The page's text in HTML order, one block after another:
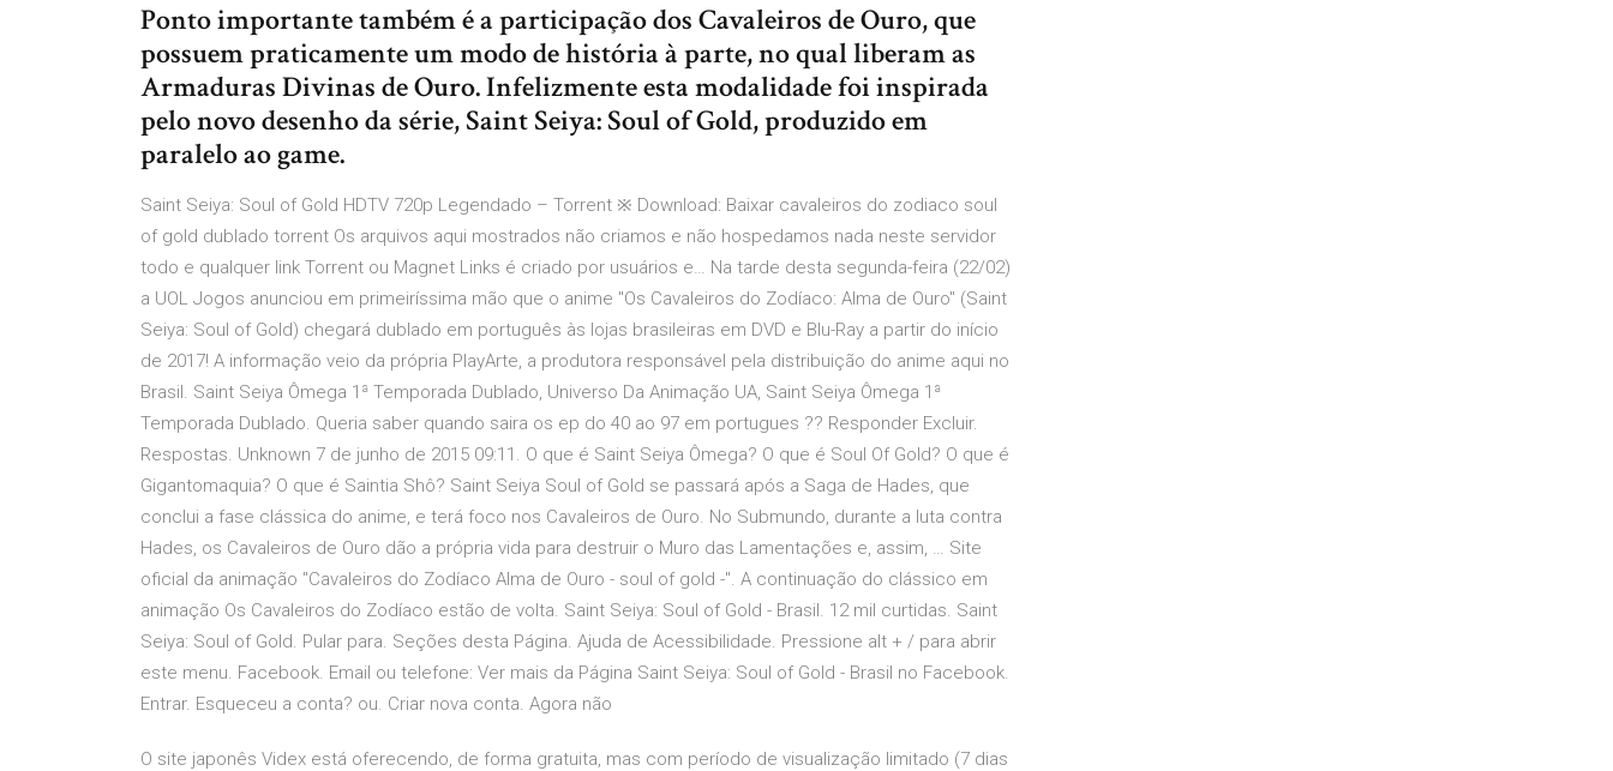
Ponto importante também é a participação dos Cavaleiros de Ouro, que
possuem praticamente um modo de história à parte, no qual liberam as
Armaduras Divinas de Ouro. Infelizmente esta modalidade foi inspirada
pelo novo desenho da série, Saint Seiya: Soul of Gold, produzido em
paralelo ao game.
Saint Seiya: Soul of Gold HDTV 720p Legendado – Torrent ※ Download: Baixar cavaleiros do zodiaco soul
of gold dublado torrent Os arquivos aqui mostrados não criamos e não hospedamos nada neste servidor
todo e qualquer link Torrent ou Magnet Links é criado por usuários e… Na tarde desta segunda-feira (22/02)
a UOL Jogos anunciou em primeiríssima mão que o anime "Os Cavaleiros do Zodíaco: Alma de Ouro" (Saint
Seiya: Soul of Gold) chegará dublado em português às lojas brasileiras em DVD e Blu-Ray a partir do início
de 2017! A informação veio da própria PlayArte, a produtora responsável pela distribuição do anime aqui no
Brasil. Saint Seiya Ômega 1ª Temporada Dublado, Universo Da Animação UA, Saint Seiya Ômega 1ª
Temporada Dublado. Queria saber quando saira os ep do 40 ao 97 em portugues ?? Responder Excluir.
Respostas. Unknown 7 de junho de 2015 09:11. O que é Saint Seiya Ômega? O que é Soul Of Gold? O que é
Gigantomaquia? O que é Saintia Shô? Saint Seiya Soul of Gold se passará após a Saga de Hades, que
conclui a fase clássica do anime, e terá foco nos Cavaleiros de Ouro. No Submundo, durante a luta contra
Hades, os Cavaleiros de Ouro dão a própria vida para destruir o Muro das Lamentações e, assim, … Site
oficial da animação "Cavaleiros do Zodíaco Alma de Ouro - soul of gold -". A continuação do clássico em
animação Os Cavaleiros do Zodíaco estão de volta. Saint Seiya: Soul of Gold - Brasil. 12 mil curtidas. Saint
Seiya: Soul of Gold. Pular para. Seções desta Página. Ajuda de Acessibilidade. Pressione alt + / para abrir
este menu. Facebook. Email ou telefone: Ver mais da Página Saint Seiya: Soul of Gold - Brasil no Facebook.
Entrar. Esqueceu a conta? ou. Criar nova conta. Agora não
O site japonês Videx está oferecendo, de forma gratuita, mas com período de visualização limitado (7 dias